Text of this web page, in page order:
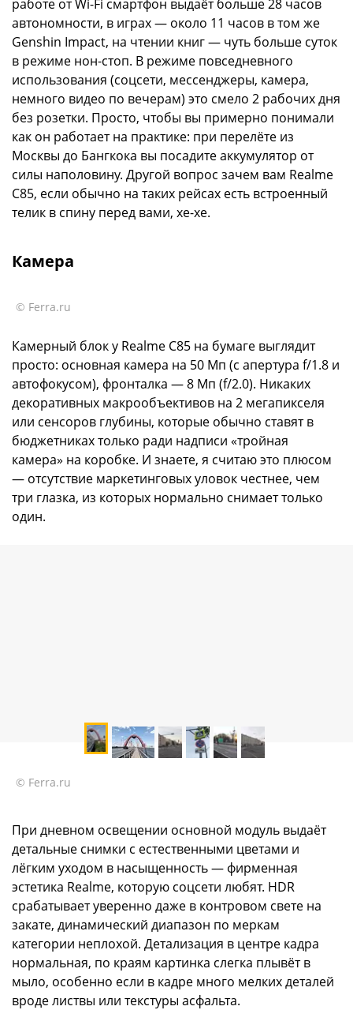
работе от Wi-Fi смартфон выдаёт больше 28 часов
автономности, в играх — около 11 часов в том же
Genshin Impact, на чтении книг — чуть больше суток
в режиме нон-стоп. В режиме повседневного
использования (соцсети, мессенджеры, камера,
немного видео по вечерам) это смело 2 рабочих дня
без розетки. Просто, чтобы вы примерно понимали
как он работает на практике: при перелёте из
Москвы до Бангкока вы посадите аккумулятор от
силы наполовину. Другой вопрос зачем вам Realme
C85, если обычно на таких рейсах есть встроенный
телик в спину перед вами, хе-хе.
Камера
© Ferra.ru
Камерный блок у Realme C85 на бумаге выглядит
просто: основная камера на 50 Мп (с апертура f/1.8 и
автофокусом), фронталка — 8 Мп (f/2.0). Никаких
декоративных макрообъективов на 2 мегапикселя
или сенсоров глубины, которые обычно ставят в
бюджетниках только ради надписи «тройная
камера» на коробке. И знаете, я считаю это плюсом
— отсутствие маркетинговых уловок честнее, чем
три глазка, из которых нормально снимает только
один.
© Ferra.ru
При дневном освещении основной модуль выдаёт
детальные снимки с естественными цветами и
лёгким уходом в насыщенность — фирменная
эстетика Realme, которую соцсети любят. HDR
срабатывает уверенно даже в контровом свете на
закате, динамический диапазон по меркам
категории неплохой. Детализация в центре кадра
нормальная, по краям картинка слегка плывёт в
мыло, особенно если в кадре много мелких деталей
вроде листвы или текстуры асфальта.